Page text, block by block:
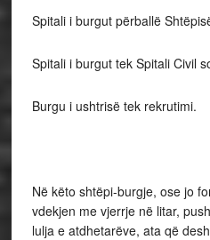
Spitali i burgut përballë
Spitali i burgut tek Spitali Civil
Burgu i ushtrisë tek rekrutimi.
Në këto shtëpi-burgje, ose jo
vdekjen me vjerrje në litar,
lulja e atdhetarëve, ata që